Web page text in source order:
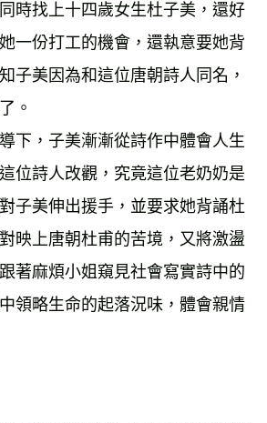
時找上十四歲女生杜子美，還好
一份打工的機會，還執意要她背
子美因為和這位唐朝詩人同名，
。
，子美漸漸從詩作中體會人生
位詩人改觀，究竟這位老奶奶是
子美伸出援手，並要求她背誦杜
映上唐朝杜甫的苦境，又將激盪
著麻煩小姐窺見社會寫實詩中的
領略生命的起落況味，體會親情